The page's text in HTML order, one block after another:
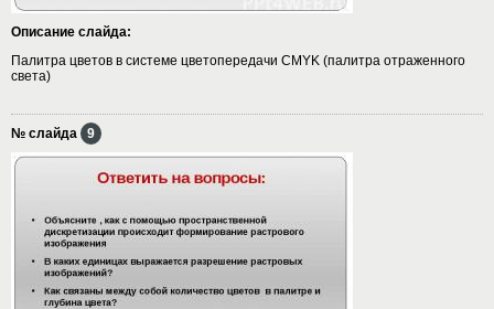
Описание слайда:
Палитра цветов в системе цветопередачи CMYK (палитра отраженного
света)
№ слайда 9